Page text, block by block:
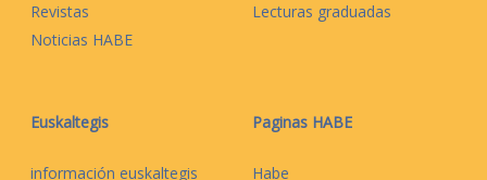
Revistas
Noticias HABE
Lecturas graduadas
Euskaltegis
información euskaltegis
Paginas HABE
Habe